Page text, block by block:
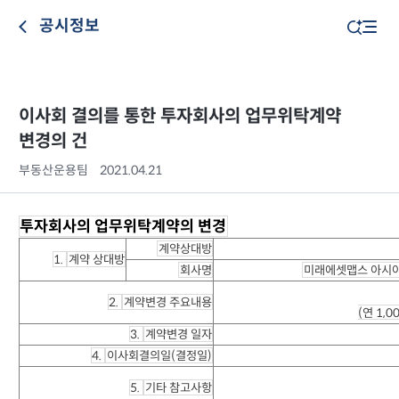
공시정보
이사회 결의를 통한 투자회사의 업무위탁계약
변경의 건
부동산운용팀 2021.04.21
투자회사의 업무위탁계약의 변경
1. 계약 상대방
계약상대방
회사명
미래에셋맵스 아시
2. 계약변경 주요내용
(연
3. 계약변경 일자
4. 이사회결의일(결정일)
5. 기타 참고사항